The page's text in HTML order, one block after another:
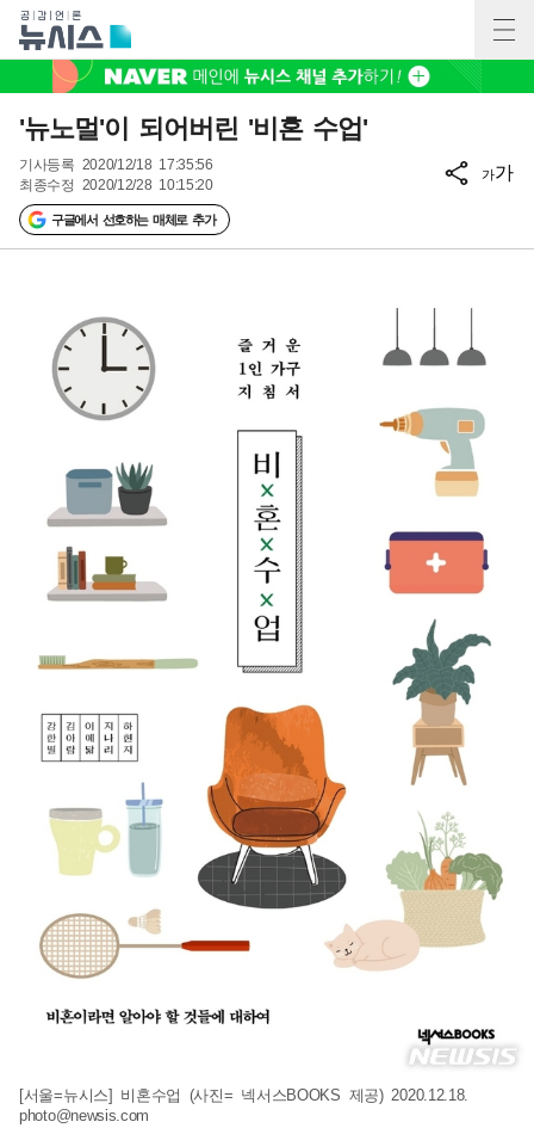
'뉴노멀'이 되어버린 '비혼 수업'
기사등록 2020/12/18 17:35:56
최종수정 2020/12/28 10:15:20
구글에서 선호하는 매체로 추가
가가
[서울=뉴시스] 비혼수업 (사진= 넥서스BOOKS 제공) 2020.12.18.
photo@newsis.com